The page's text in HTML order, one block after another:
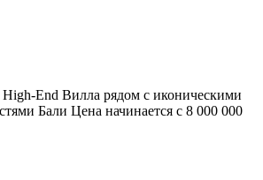
End Вилла рядом с иконическими
Бали Цена начинается с 8 000 000